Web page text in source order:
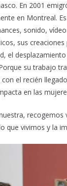
En 2001
en Montreal.
sonido,
sus
el
su trabajo
el recién
en las
recogemos
que vivimos y la